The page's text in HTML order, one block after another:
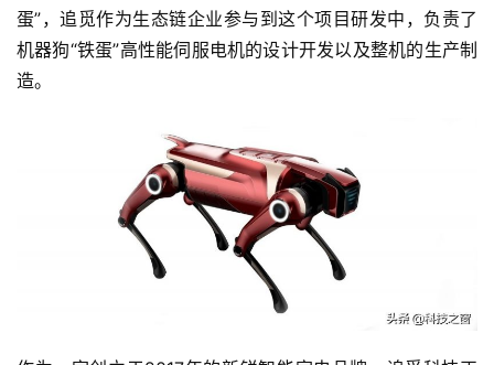
投
蛋”，追觅作为生态链企业参与到这个项目研发中，负责了
机器狗“铁蛋”高性能伺服电机的设计开发以及整机的生产制
造。